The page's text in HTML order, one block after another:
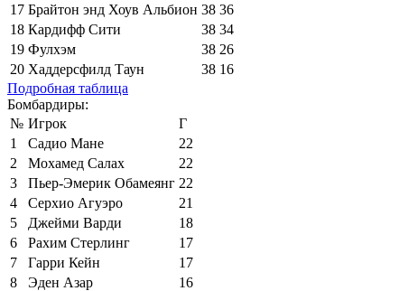
17 Брайтон энд Хоув Альбион 38 36
18 Кардифф Сити 38 34
19 Фулхэм 38 26
20 Хаддерсфилд Таун 38 16
Подробная таблица
Бомбардиры:
№ Игрок
Г
1
Садио Мане
22
2
Мохамед Салах
22
3
Пьер-Эмерик Обамеянг 22
4
Серхио Агуэро
21
5
Джейми Варди
18
6
Рахим Стерлинг
17
7
Гарри Кейн
17
8
Эден Азар
16